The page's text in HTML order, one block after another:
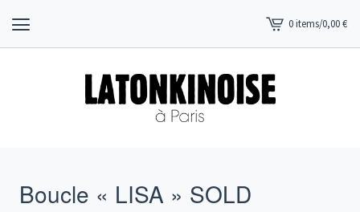
View
cart
0 items/0,00€
Boucle « LISA » SOLD